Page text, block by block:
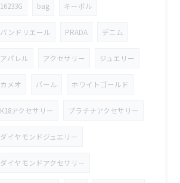
16233G bag キーポル
バンドリエール PRADA デニム
アパレル アクセサリー ジュエリー
カメオ パール ホワイトゴールド
K18アクセサリー プラチナアクセサリー
ダイヤモンドジュエリー
ダイヤモンドアクセサリー